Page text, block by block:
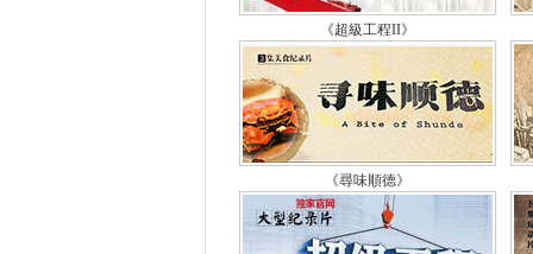
《超級工程II》
《尋味順德》